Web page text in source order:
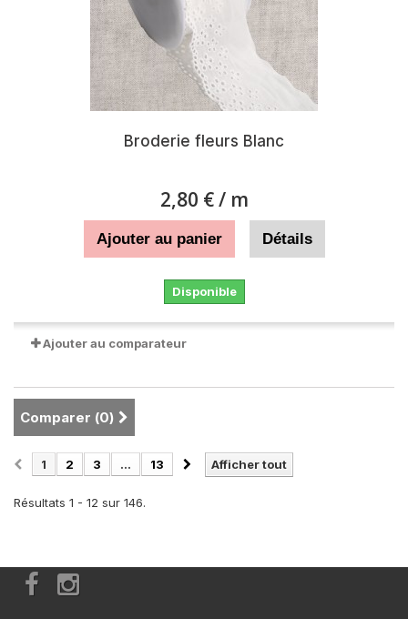
Broderie fleurs Blanc
2,80 €/ m
Ajouter au panier Détails
Disponible
Ajouter au comparateur
Comparer (0)
Afficher tout
1 2 3 ... 13
Résultats 1 - 12 sur 146.